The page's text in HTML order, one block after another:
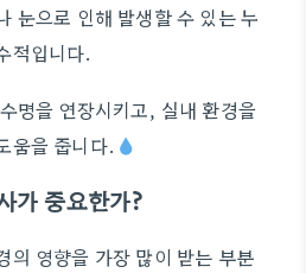
눈으로 인해 발생할 수 있는 누
적입니다.
명을 연장시키고, 실내 환경을
움을 줍니다.
가 중요한가?
의 영향을 가장 많이 받는 부분